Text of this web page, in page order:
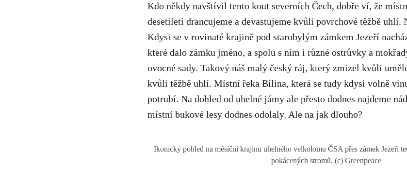
Kdo někdy navštívil tento kout severních Čech, dobře ví, že
desetiletí drancujeme a devastujeme kvůli povrchové těžbě uhlí.
Kdysi se v rovinaté krajině pod starobylým zámkem Jezeří
které dalo zámku jméno, a spolu s ním i různé ostrůvky a
ovocné sady. Takový náš malý český ráj, který zmizel kvůli
kvůli těžbě uhlí. Místní řeka Bílina, která se tudy kdysi volně
potrubí. Na dohled od uhelné jámy ale přesto dodnes najdeme
místní bukové lesy dodnes odolaly. Ale na jak dlouho?
Ikonický pohled na měsíční krajinu uhelného velkolomu ČSA přes zámek Jezeří
pokácených stromů. (c) Greenpeace